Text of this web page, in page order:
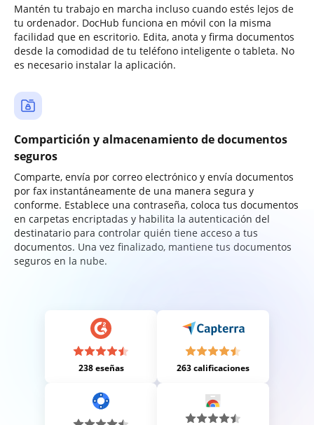
Mantén tu trabajo en marcha incluso cuando estés lejos de
tu ordenador. DocHub funciona en móvil con la misma
facilidad que en escritorio. Edita, anota y firma documentos
desde la comodidad de tu teléfono inteligente o tableta. No
es necesario instalar la aplicación.
Compartición y almacenamiento de documentos
seguros
Comparte, envía por correo electrónico y envía documentos
por fax instantáneamente de una manera segura y
conforme. Establece una contraseña, coloca tus documentos
en carpetas encriptadas y habilita la autenticación del
destinatario para controlar quién tiene acceso a tus
documentos. Una vez finalizado, mantiene tus documentos
seguros en la nube.
238 eseñas 263 calificaciones